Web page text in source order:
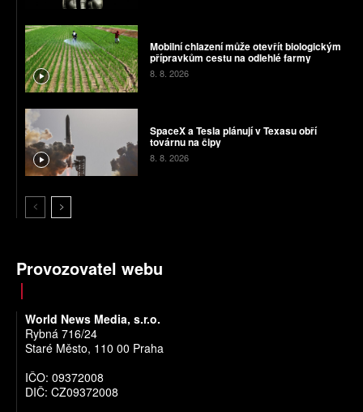
Mobilní chlazení může otevřít biologickým
přípravkům cestu na odlehlé farmy
8. 8. 2026
SpaceX a Tesla plánují v Texasu obří
továrnu na čipy
8. 8. 2026
Provozovatel webu
World News Media, s.r.o.
Rybná 716/24
Staré Město, 110 00 Praha
IČO: 09372008
DIČ: CZ09372008